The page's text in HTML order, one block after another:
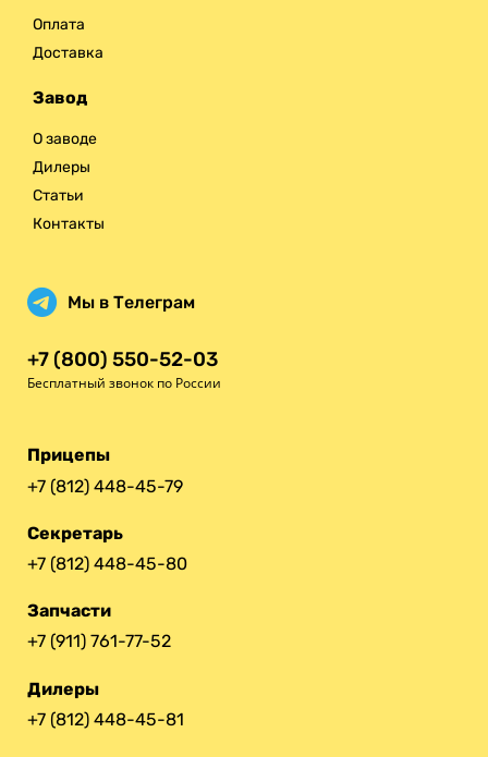
Оплата
Доставка
Завод
О заводе
Дилеры
Статьи
Контакты
Мы в Телеграм
+7 (800) 550-52-03
Бесплатный звонок по России
Прицепы
+7 (812) 448-45-79
Секретарь
+7 (812) 448-45-80
Запчасти
+7 (911) 761-77-52
Дилеры
+7 (812) 448-45-81